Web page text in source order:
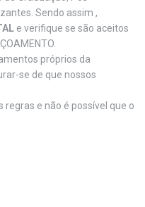
Sendo assim ,
e verifique se são aceitos
próprios da
se de que nossos
e não é possível que o